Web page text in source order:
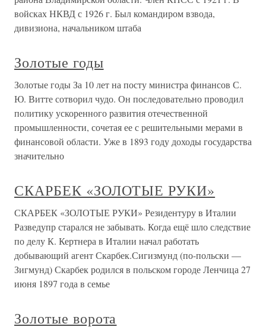
войсках НКВД с 1926 г. Был командиром взвода,
дивизиона, начальником штаба
Золотые годы
Золотые годы За 10 лет на посту министра финансов С.
Ю. Витте сотворил чудо. Он последовательно проводил
политику ускоренного развития отечественной
промышленности, сочетая ее с решительными мерами в
финансовой области. Уже в 1893 году доходы государства
значительно
СКАРБЕК «ЗОЛОТЫЕ РУКИ»
СКАРБЕК «ЗОЛОТЫЕ РУКИ» Резидентуру в Италии
Разведупр старался не забывать. Когда ещё шло следствие
по делу К. Кертнера в Италии начал работать
добывающий агент Скарбек.Сигизмунд (по-польски —
Зигмунд) Скарбек родился в польском городе Ленчица 27
июня 1897 года в семье
Золотые ворота